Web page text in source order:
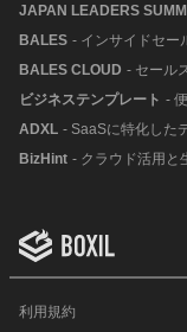
JAPAN LEADERS
BALES - インサイドセー
BALES CLOUD - セール
ビジネステンプレート -
ADXL - SaaSに特化した
BizHint - クラウド活用と
利用規約